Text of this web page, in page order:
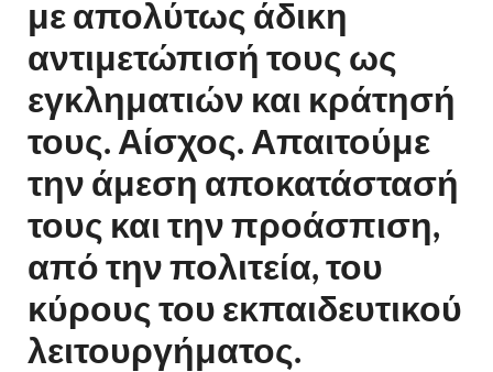
με απολύτως άδικη
αντιμετώπισή τους ως
εγκληματιών και κράτησή
τους. Αίσχος. Απαιτούμε
την άμεση αποκατάστασή
τους και την προάσπιση,
από την πολιτεία, του
κύρους του εκπαιδευτικού
λειτουργήματος.